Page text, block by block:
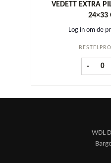
VEDETT EXTRA
24×33
Log in om de
-
WDL